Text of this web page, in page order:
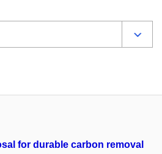
for durable carbon removal